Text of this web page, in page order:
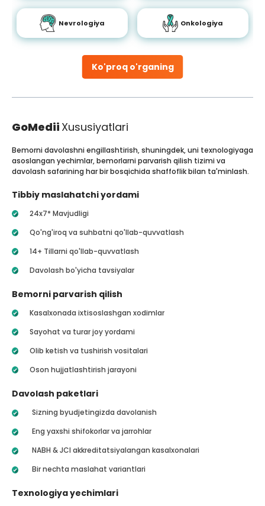
Ko'proq o'rganing
Nevrologiya Onkologiya
GoMedii Xususiyatlari
Bemorni davolashni engillashtirish, shuningdek, uni texnologiyaga
asoslangan yechimlar, bemorlarni parvarish qilish tizimi va
davolash safarining har bir bosqichida shaffoflik bilan ta'minlash.
Tibbiy maslahatchi yordami
24x7* Mavjudligi
Qo'ng'iroq va suhbatni qo'llab-quvvatlash
14+ Tillarni qo'llab-quvvatlash
Davolash bo'yicha tavsiyalar
Bemorni parvarish qilish
Kasalxonada ixtisoslashgan xodimlar
Sayohat va turar joy yordami
Olib ketish va tushirish vositalari
Oson hujjatlashtirish jarayoni
Davolash paketlari
Sizning byudjetingizda davolanish
Eng yaxshi shifokorlar va jarrohlar
NABH & JCI akkreditatsiyalangan kasalxonalari
Bir nechta maslahat variantlari
Texnologiya yechimlari